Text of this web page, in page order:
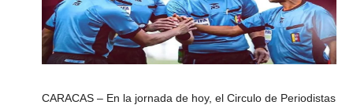
CARACAS – En la jornada de hoy, el Circulo de Periodistas